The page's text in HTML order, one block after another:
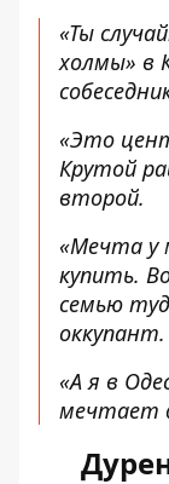
«Ты
холмы» в
«Это
Крутой
второй.
«Мечта у
купить.
семью
оккупант.
«А я в
мечтает